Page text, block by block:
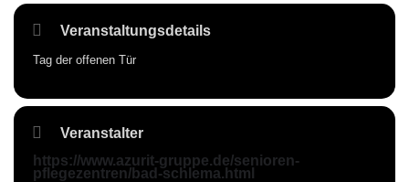
Veranstaltungsdetails
Tag der offenen Tür
Veranstalter
https://www.azurit-gruppe.de/senioren-
pflegezentren/bad-schlema.html